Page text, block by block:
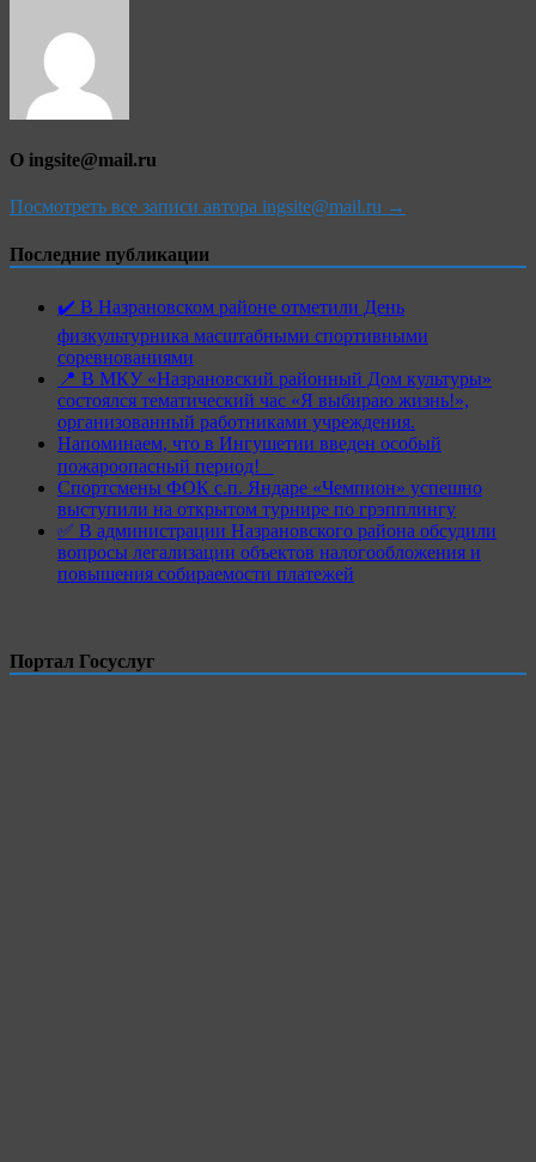
О ingsite@mail.ru
Посмотреть все записи автора ingsite@mail.ru →
Последние публикации
✔️ В Назрановском районе отметили День
физкультурника масштабными спортивными
соревнованиями
📍 В МКУ «Назрановский районный Дом культуры»
состоялся тематический час «Я выбираю жизнь!»,
организованный работниками учреждения.
Напоминаем, что в Ингушетии введен особый
пожароопасный период!⁣⁣⠀
Спортсмены ФОК с.п. Яндаре «Чемпион» успешно
выступили на открытом турнире по грэпплингу
✅ В администрации Назрановского района обсудили
вопросы легализации объектов налогообложения и
повышения собираемости платежей
Портал Госуслуг